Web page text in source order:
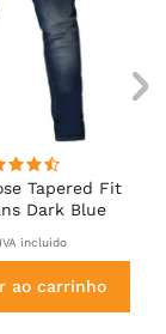
Tapered Fit
Dark Blue
IVA incluído
ao carrinho